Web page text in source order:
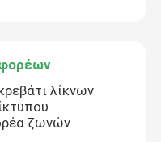
λίκνων
ζωνών